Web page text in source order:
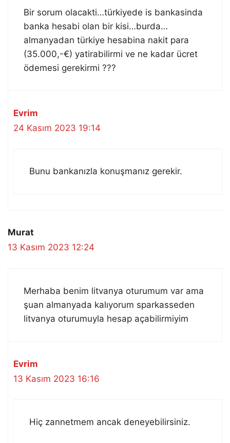
Bir sorum olacakti…türkiyede is bankasinda
banka hesabi olan bir kisi…burda…
almanyadan türkiye hesabina nakit para
(35.000,-€) yatirabilirmi ve ne kadar ücret
ödemesi gerekirmi ???
Evrim
24 Kasım 2023 19:14
Bunu bankanızla konuşmanız gerekir.
Murat
13 Kasım 2023 12:24
Merhaba benim litvanya oturumum var ama
şuan almanyada kalıyorum sparkasseden
litvanya oturumuyla hesap açabilirmiyim
Evrim
13 Kasım 2023 16:16
Hiç zannetmem ancak deneyebilirsiniz.